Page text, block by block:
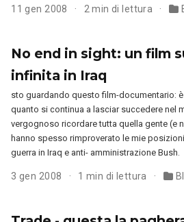
11 gen 2008 2 min di lettura
No end in sight: un film
infinita in Iraq
sto guardando questo film-documentario:
quanto si continua a lasciar succedere nel
vergognoso ricordare tutta quella gente (e
hanno spesso rimproverato le mie
guerra in Iraq e anti- amministrazione Bush.
3 gen 2008 1 min di lettura